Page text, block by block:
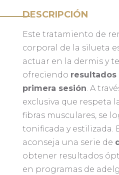
DESCRIPCIÓN
Este tratamiento de
corporal de la silueta
actuar en la dermis y
ofreciendo resultados
primera sesión. A
exclusiva que respeta
fibras musculares, se
tonificada y estilizada.
aconseja una serie de
obtener resultados
en programas de